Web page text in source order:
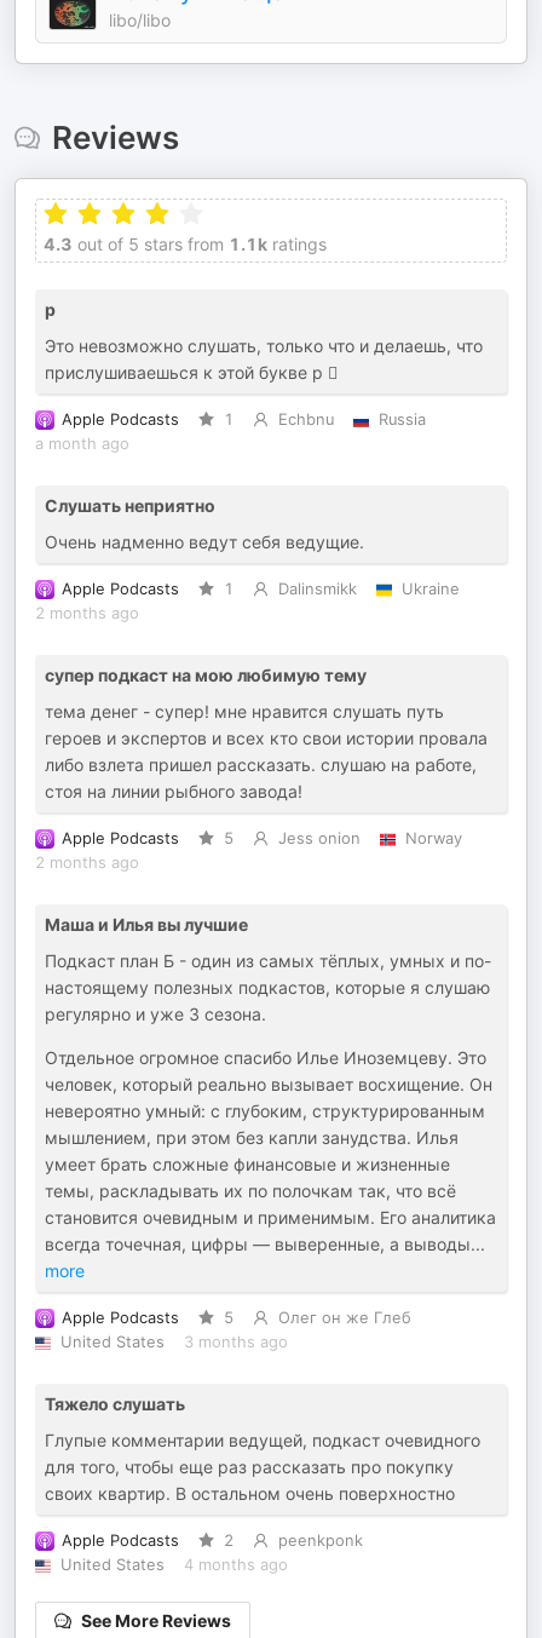
libo/libo
Reviews
4.3 out of 5 stars from 1.1k ratings
р
Это невозможно слушать, только что и делаешь, что
прислушиваешься к этой букве р 🫪
Apple Podcasts 1 Echbnu
Russia
a month ago
Слушать неприятно
Очень надменно ведут себя ведущие.
Apple Podcasts 1 Dalinsmikk
Ukraine
2 months ago
супер подкаст на мою любимую тему
тема денег - супер! мне нравится слушать путь
героев и экспертов и всех кто свои истории провала
либо взлета пришел рассказать. слушаю на работе,
стоя на линии рыбного завода!
Apple Podcasts 5 Jess onion
Norway
2 months ago
Маша и Илья вы лучшие
Подкаст план Б - один из самых тёплых, умных и по-
настоящему полезных подкастов, которые я слушаю
регулярно и уже 3 сезона.
Отдельное огромное спасибо Илье Иноземцеву. Это
человек, который реально вызывает восхищение. Он
невероятно умный: с глубоким, структурированным
мышлением, при этом без капли занудства. Илья
умеет брать сложные финансовые и жизненные
темы, раскладывать их по полочкам так, что всё
становится очевидным и применимым. Его аналитика
всегда точечная, цифры — выверенные, а выводы...
more
Apple Podcasts 5
Олег он же Глеб
United States
3 months ago
Тяжело слушать
Глупые комментарии ведущей, подкаст очевидного
для того, чтобы еще раз рассказать про покупку
своих квартир. В остальном очень поверхностно
Apple Podcasts 2
peenkponk
United States
4 months ago
See More Reviews